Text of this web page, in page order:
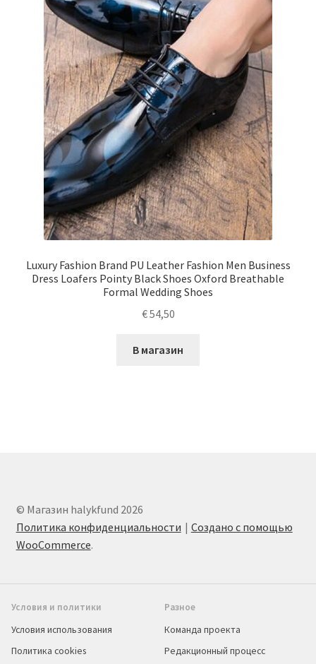
Luxury Fashion Brand PU Leather Fashion Men Business
Dress Loafers Pointy Black Shoes Oxford Breathable
Formal Wedding Shoes
€54,50
В магазин
© Магазин halykfund 2026
Политика конфиденциальности
Создано с помощью
WooCommerce.
Условия и политики
Условия использования
Политика cookies
Разное
Команда проекта
Редакционный процесс